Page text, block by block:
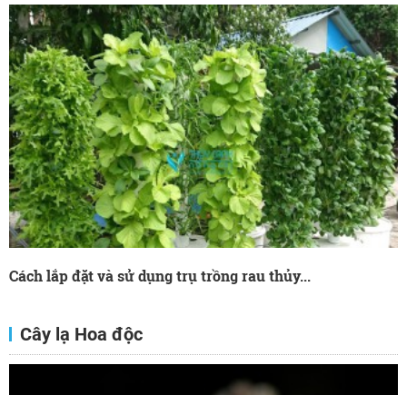
Cách lắp đặt và sử dụng trụ trồng rau thủy...
Cây lạ Hoa độc